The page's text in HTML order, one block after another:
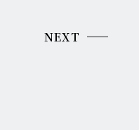
NEXT